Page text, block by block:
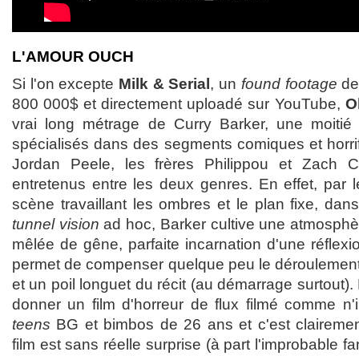
L'AMOUR OUCH
Si l'on excepte Milk & Serial , un found footage
800 000$ et directement uploadé sur YouTube,
vrai long métrage de Curry Barker, une
spécialisés dans des segments comiques et
Jordan Peele, les frères Philippou et Zach
entretenus entre les deux genres. En effet, par
scène travaillant les ombres et le plan fixe,
tunnel vision ad hoc, Barker cultive une
mêlée de gêne, parfaite incarnation d'une
permet de compenser quelque peu le
et un poil longuet du récit (au démarrage
donner un film d'horreur de flux filmé comme
teens BG et bimbos de 26 ans et c'est
film est sans réelle surprise (à part l'improbable